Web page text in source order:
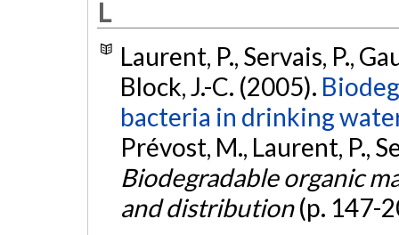
L
Laurent, P., Servais, P.,
Block, J.-C. (2005).
bacteria in drinking
Prévost, M., Laurent, P.,
Biodegradable organic
and distribution(p. 147-